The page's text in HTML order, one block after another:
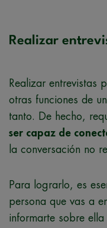
Realizar
Realizar entrevistas
otras funciones de
tanto. De hecho,
ser capaz de
la conversación no
Para lograrlo, es
persona que vas a
informarte sobre